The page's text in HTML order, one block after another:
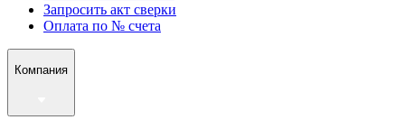
Запросить акт сверки
Оплата по № счета
Компания